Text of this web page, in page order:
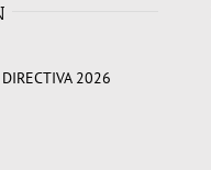
DIRECTIVA 2026